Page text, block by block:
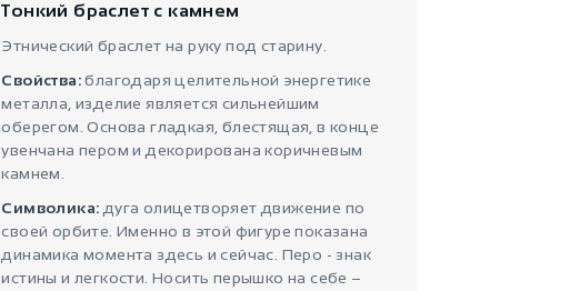
Тонкий браслет с камнем
Этнический браслет на руку под старину.
Свойства:благодаря целительной энергетике
металла, изделие является сильнейшим
оберегом. Основа гладкая, блестящая, в конце
увенчана пером и декорирована коричневым
камнем.
Символика: дуга олицетворяет движение по
своей орбите. Именно в этой фигуре показана
динамика момента здесь и сейчас. Перо - знак
истины и легкости. Носить перышко на себе –